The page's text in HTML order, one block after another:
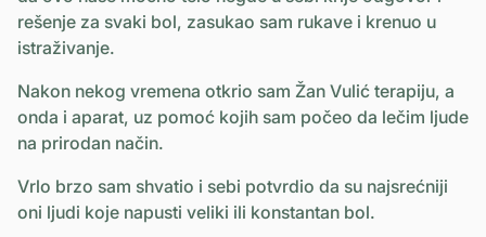
rešenje za svaki bol, zasukao sam rukave i krenuo u
istraživanje.
Nakon nekog vremena otkrio sam Žan Vulić terapiju, a
onda i aparat, uz pomoć kojih sam počeo da lečim ljude
na prirodan način.
Vrlo brzo sam shvatio i sebi potvrdio da su najsrećniji
oni ljudi koje napusti veliki ili konstantan bol.